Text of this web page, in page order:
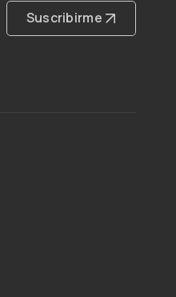
Suscribirme